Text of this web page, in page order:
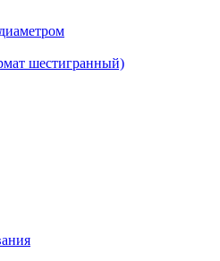
шестигранный)